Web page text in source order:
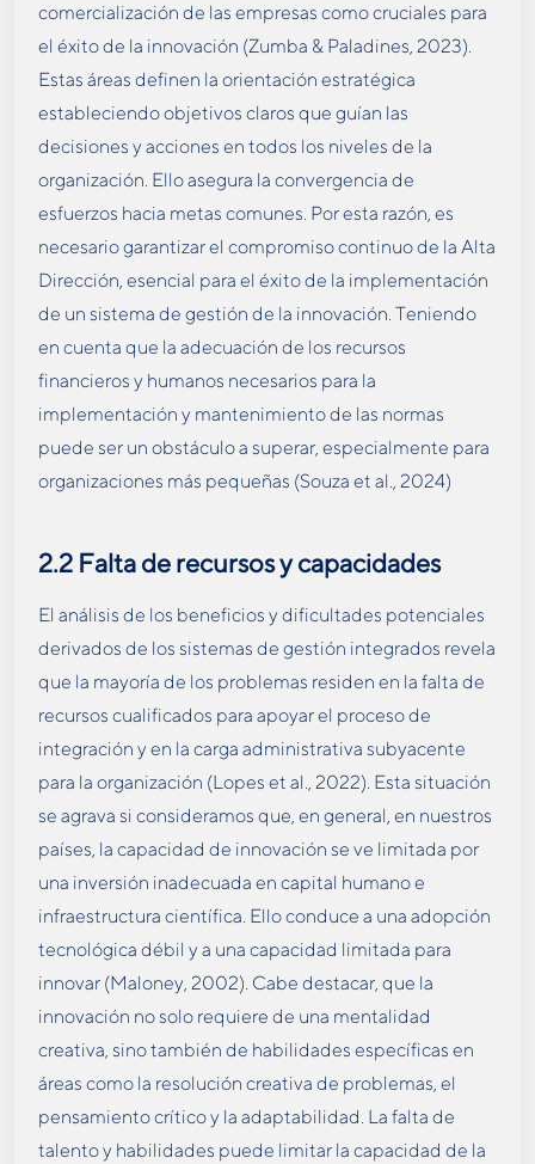
comercialización de las empresas como cruciales para
el éxito de la innovación (Zumba & Paladines, 2023).
Estas áreas definen la orientación estratégica
estableciendo objetivos claros que guían las
decisiones y acciones en todos los niveles de la
organización. Ello asegura la convergencia de
esfuerzos hacia metas comunes. Por esta razón, es
necesario garantizar el compromiso continuo de la Alta
Dirección, esencial para el éxito de la implementación
de un sistema de gestión de la innovación. Teniendo
en cuenta que la adecuación de los recursos
financieros y humanos necesarios para la
implementación y mantenimiento de las normas
puede ser un obstáculo a superar, especialmente para
organizaciones más pequeñas (Souza et al., 2024)
2.2 Falta de recursos y capacidades
El análisis de los beneficios y dificultades potenciales
derivados de los sistemas de gestión integrados revela
que la mayoría de los problemas residen en la falta de
recursos cualificados para apoyar el proceso de
integración y en la carga administrativa subyacente
para la organización (Lopes et al., 2022). Esta situación
se agrava si consideramos que, en general, en nuestros
países, la capacidad de innovación se ve limitada por
una inversión inadecuada en capital humano e
infraestructura científica. Ello conduce a una adopción
tecnológica débil y a una capacidad limitada para
innovar (Maloney, 2002). Cabe destacar, que la
innovación no solo requiere de una mentalidad
creativa, sino también de habilidades específicas en
áreas como la resolución creativa de problemas, el
pensamiento crítico y la adaptabilidad. La falta de
talento y habilidades puede limitar la capacidad de la